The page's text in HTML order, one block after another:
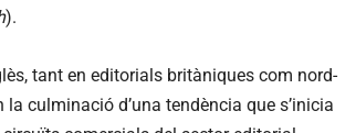
).
tant en editorials britàniques com nord-
culminació d’una tendència que s’inicia